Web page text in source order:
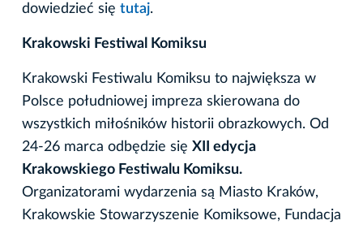
dowiedzieć się tutaj.
Krakowski Festiwal Komiksu
Krakowski Festiwalu Komiksu to największa w
Polsce południowej impreza skierowana do
wszystkich miłośników historii obrazkowych. Od
24-26 marca odbędzie się XII edycja
Krakowskiego Festiwalu Komiksu.
Organizatorami wydarzenia są Miasto Kraków,
Krakowskie Stowarzyszenie Komiksowe, Fundacja